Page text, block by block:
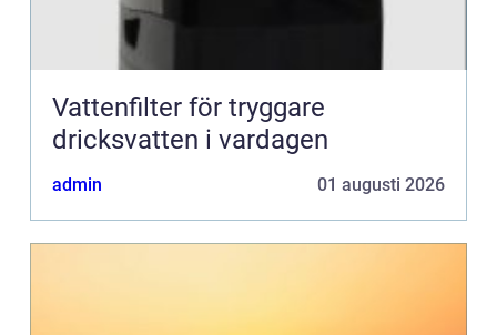
Vattenfilter för tryggare
dricksvatten i vardagen
admin 01 augusti 2026